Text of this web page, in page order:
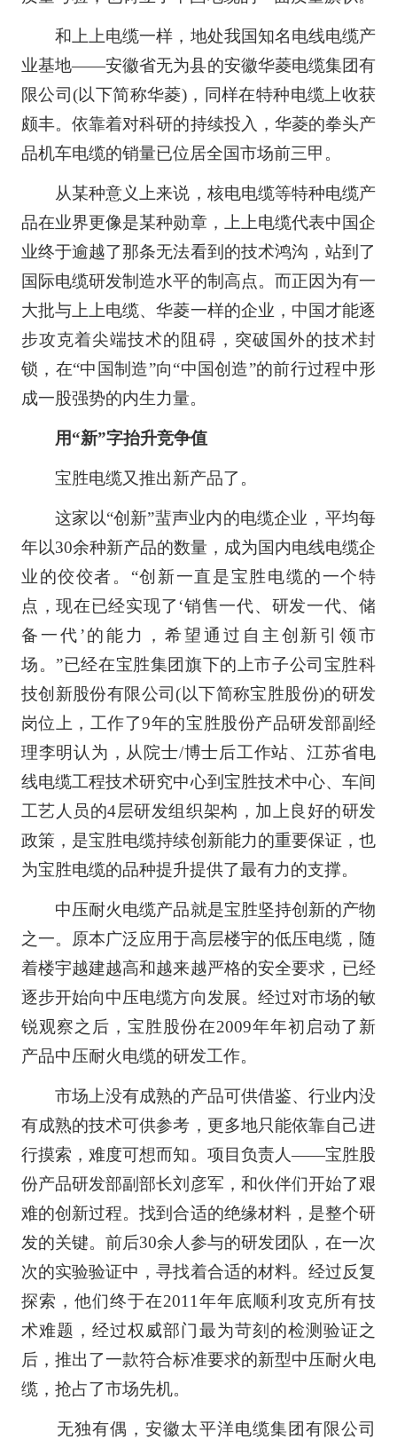
和上上电缆一样，地处我国知名电线电缆产
业基地——安徽省无为县的安徽华菱电缆集团有
限公司(以下简称华菱)，同样在特种电缆上收获
颇丰。依靠着对科研的持续投入，华菱的拳头产
品机车电缆的销量已位居全国市场前三甲。
从某种意义上来说，核电电缆等特种电缆产
品在业界更像是某种勋章，上上电缆代表中国企
业终于逾越了那条无法看到的技术鸿沟，站到了
国际电缆研发制造水平的制高点。而正因为有一
大批与上上电缆、华菱一样的企业，中国才能逐
步攻克着尖端技术的阻碍，突破国外的技术封
锁，在“中国制造”向“中国创造”的前行过程中形
成一股强势的内生力量。
用“新”字抬升竞争值
宝胜电缆又推出新产品了。
这家以“创新”蜚声业内的电缆企业，平均每
年以30余种新产品的数量，成为国内电线电缆企
业的佼佼者。“创新一直是宝胜电缆的一个特
点，现在已经实现了‘销售一代、研发一代、储
备一代’的能力，希望通过自主创新引领市
场。”已经在宝胜集团旗下的上市子公司宝胜科
技创新股份有限公司(以下简称宝胜股份)的研发
岗位上，工作了9年的宝胜股份产品研发部副经
理李明认为，从院士/博士后工作站、江苏省电
线电缆工程技术研究中心到宝胜技术中心、车间
工艺人员的4层研发组织架构，加上良好的研发
政策，是宝胜电缆持续创新能力的重要保证，也
为宝胜电缆的品种提升提供了最有力的支撑。
中压耐火电缆产品就是宝胜坚持创新的产物
之一。原本广泛应用于高层楼宇的低压电缆，随
着楼宇越建越高和越来越严格的安全要求，已经
逐步开始向中压电缆方向发展。经过对市场的敏
锐观察之后，宝胜股份在2009年年初启动了新
产品中压耐火电缆的研发工作。
市场上没有成熟的产品可供借鉴、行业内没
有成熟的技术可供参考，更多地只能依靠自己进
行摸索，难度可想而知。项目负责人——宝胜股
份产品研发部副部长刘彦军，和伙伴们开始了艰
难的创新过程。找到合适的绝缘材料，是整个研
发的关键。前后30余人参与的研发团队，在一次
次的实验验证中，寻找着合适的材料。经过反复
探索，他们终于在2011年年底顺利攻克所有技
术难题，经过权威部门最为苛刻的检测验证之
后，推出了一款符合标准要求的新型中压耐火电
缆，抢占了市场先机。
无独有偶，安徽太平洋电缆集团有限公司